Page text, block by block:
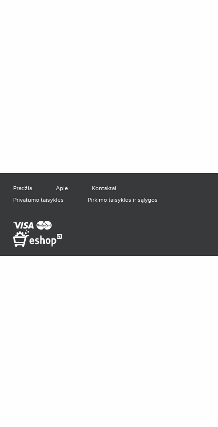
Pradžia Apie
Kontaktai
Privatumo taisyklės
Pirkimo taisyklės ir sąlygos